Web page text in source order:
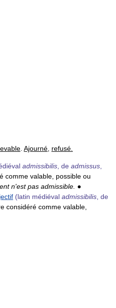
Ajourné refusé.
admissibilis , de admissus
comme valable, possible ou
n'est pas admissible. ●
(latin médiéval admissibilis , de
considéré comme valable,